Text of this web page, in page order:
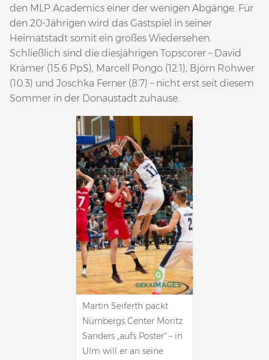
den MLP Academics einer der wenigen Abgänge. Für
den 20-Jährigen wird das Gastspiel in seiner
Heimatstadt somit ein großes Wiedersehen.
Schließlich sind die diesjährigen Topscorer – David
Krämer (15.6 PpS), Marcell Pongo (12.1), Björn Rohwer
(10.3) und Joschka Ferner (8.7) – nicht erst seit diesem
Sommer in der Donaustadt zuhause.
Martin Seiferth packt
Nürnbergs Center Moritz
Sanders „aufs Poster“ – in
Ulm will er an seine